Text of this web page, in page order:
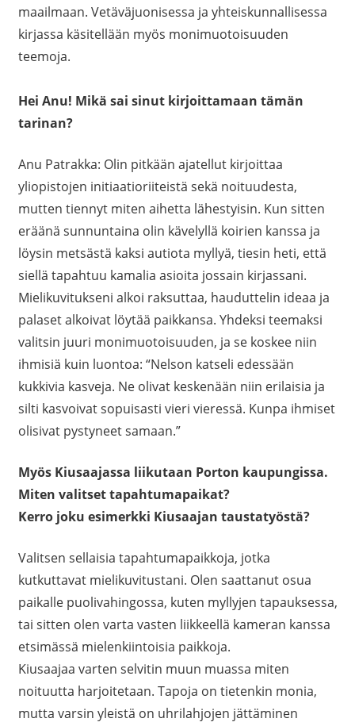
maailmaan. Vetäväjuonisessa ja yhteiskunnallisessa
kirjassa käsitellään myös monimuotoisuuden
teemoja.
Hei Anu! Mikä sai sinut kirjoittamaan tämän
tarinan?
Anu Patrakka: Olin pitkään ajatellut kirjoittaa
yliopistojen initiaatioriiteistä sekä noituudesta,
mutten tiennyt miten aihetta lähestyisin. Kun sitten
eräänä sunnuntaina olin kävelyllä koirien kanssa ja
löysin metsästä kaksi autiota myllyä, tiesin heti, että
siellä tapahtuu kamalia asioita jossain kirjassani.
Mielikuvitukseni alkoi raksuttaa, hauduttelin ideaa ja
palaset alkoivat löytää paikkansa. Yhdeksi teemaksi
valitsin juuri monimuotoisuuden, ja se koskee niin
ihmisiä kuin luontoa: “Nelson katseli edessään
kukkivia kasveja. Ne olivat keskenään niin erilaisia ja
silti kasvoivat sopuisasti vieri vieressä. Kunpa ihmiset
olisivat pystyneet samaan.”
Myös Kiusaajassa liikutaan Porton kaupungissa.
Miten valitset tapahtumapaikat?
Kerro joku esimerkki Kiusaajan taustatyöstä?
Valitsen sellaisia tapahtumapaikkoja, jotka
kutkuttavat mielikuvitustani. Olen saattanut osua
paikalle puolivahingossa, kuten myllyjen tapauksessa,
tai sitten olen varta vasten liikkeellä kameran kanssa
etsimässä mielenkiintoisia paikkoja.
Kiusaajaa varten selvitin muun muassa miten
noituutta harjoitetaan. Tapoja on tietenkin monia,
mutta varsin yleistä on uhrilahjojen jättäminen